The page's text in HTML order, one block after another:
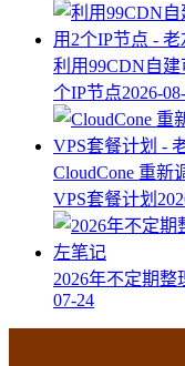
利用99CDN自
个IP节点2026-
CloudCone 重新
VPS套餐计划
2026年不定期整
07-24